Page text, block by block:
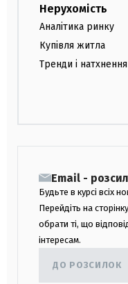
Нерухомість
Аналітика ринку
Купівля житла
Тренди і натхнення
Email -
Будьте в курсі всіх
Перейдіть на
обрати ті, що
інтересам.
ДО РОЗСИЛОК